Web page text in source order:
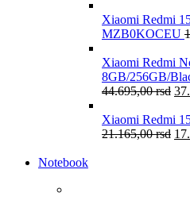
Xiaomi Redmi
MZB0KOCEU
Xiaomi Redmi
8GB/256GB/
44.695,00rsd
Xiaomi Redmi
21.165,00rsd
Notebook